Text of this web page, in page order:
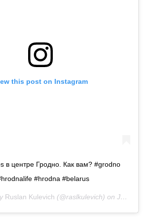
this post on Instagram
в центре Гродно. Как вам? #grodno
#hrodna #belarus
Ruslan Kulevich (@raslkulevich) on Jun 20, 2020 at 8:57am PDT